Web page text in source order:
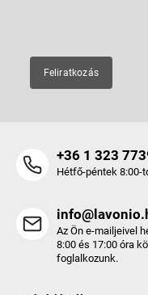
Feliratkozás
+36 1 323
Hétfő-péntek 8:00-
Az Ön e-mailjeivel
8:00 és 17:00 óra
foglalkozunk.